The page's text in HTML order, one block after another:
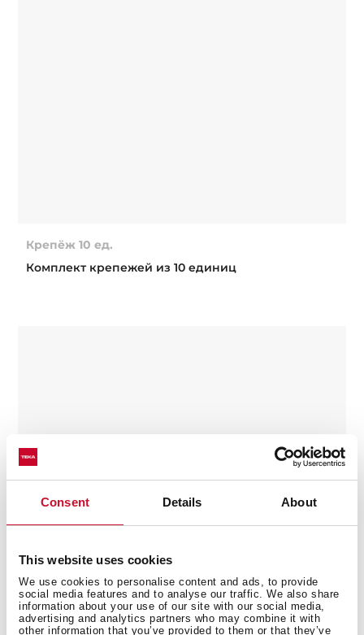
Consent Details About
This website uses cookies
We use cookies to personalise content and ads, to provide
social media features and to analyse our traffic. We also share
information about your use of our site with our social media,
advertising and analytics partners who may combine it with
other information that you’ve provided to them or that they’ve
Крепёж 10 ед.
Комплект крепежей из 10 единиц
Картридж для фильтрации без креплений OS